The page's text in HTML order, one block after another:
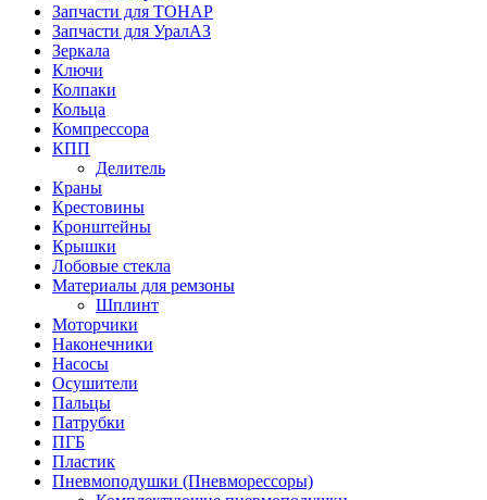
Запчасти для ТОНАР
Запчасти для УралАЗ
Зеркала
Ключи
Колпаки
Кольца
Компрессора
КПП
Делитель
Краны
Крестовины
Кронштейны
Крышки
Лобовые стекла
Материалы для ремзоны
Шплинт
Моторчики
Наконечники
Насосы
Осушители
Пальцы
Патрубки
ПГБ
Пластик
Пневмоподушки (Пневморессоры)